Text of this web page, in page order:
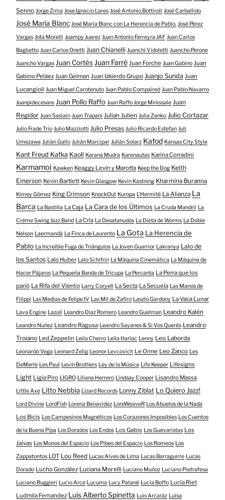
Senno Jorge Zima Jose Ignacio Lares José Antonio Bottiroli José Carballido
José María Blanc José María Blanc con La Herencia de Pablo. José Pérez
Vargas Jota Morelli Juampy Juarez Juan Antonio Ferreyra JAF Juan Carlos
Baglietto Juan Carlos Onetti Juan Chianelli Juanchi Vidoletti Juancho Perone
Juancho Vargas Juan CortésJuan Farré Juan Forche Juan Gabino Juan
Gabino Peláez Juan Gelman Juan Izkierdo Grupo Juanjo Sunda Juan
Lucangioli Juan Miguel Carotenuto Juan Pablo Compaired Juan Pablo Navarro
Juanpidecesare Juan Pollo Raffo Juan Raffo Jorge Minissale Juan
Regidor Juan Sasiain Juan Trapani Julian Julien Julia Zenko Julio Cortazar
Julio Frade Trio Julio Mazziotti Julio Presas Julio Ricardo Estefan Juli
Umezawa Julián Gallo Julián Marcipar Julián Solarz Kafod Kansas City Style
Kant Freud Kafka Kaoll Karana Mudra Karenautas Karina Corradini
Karmamoi Kawken Keaggy Levin y Marotta Keep the Dog Keith
Emerson Kevin Bartlett Kevin Glasgow Kevin Kastning Kharmina Buranna
Kimey Gómez King Crimson KnockOut Kuropa L'Hermité La Alianza La
Barca La Bastilla La Caja La Cara de los Últimos La Cruda Mandril
La
Créme Swing Jazz Band La Cría La Desatanudos La Dieta de Worms La Doble
Nelson Laermandá La Finca de Laurento La Gota La Herencia de
Pablo La Increíble Fuga de Triángulos La Joven Guarrior Lakranya Lalo de
los Santos Lalo Huber Lalo Schifrin La Máquina Cinemática La Máquina de
Hacer Pájaros La Pequeña Banda de Trícupa La Percanta La Perra que los
parió La Rifa del Viento Larry Coryell La Secta La Secuela Las Manos de
Filippi Las Medias de Felipe IV Las Mil de Zafiro Laszlo Gardony La Vaca Lunar
Lava Engine Lazuli Leandro Diaz Romero Leandro Guelman Leandro Kalén
Leandro Nuñez Leandro Ragusa Leandro Sayanes & Si Vos Querés Leandro
Troiano Led Zeppelin Leila Cherro Leila Harlac Lenny Leo Laborda
Leonardo Vega Leonard Zelig Leonor Levcovich Le Orme Leo Zanco Les
DeMerle Les Paul Levin Brothers Ley de la Música Life Keeper Lifesigns
Light Ligia Piro LIGRO Liliana Herrero Lindsay Cooper Lisandro Massa
Little Axe Litto Nebbia Lizard Records Lonny Ziblat Lo Quiero Jazz!
Lord Divine LordFish Lorena Benavidez LoreWeaveR Los Abuelos de la Nada
Los Bicis Los Campesinos Magnéticos Los Corazones Imposibles Los Cuentos
de la Buena Pipa Los Dorados Los Endos Los Gatos Los Guevaristas Los
Jaivas Los Monos del Espacio Los Pibes del Espacio Los Romeos Los
Zappatontos LOT Lou Reed Lucas Alves de Lima Lucas Barraguirre Lucas
Dorado Lucho González Luciana Morelli Luciano Muñoz Luciano Pietrafesa
Luciano Ruggieri Lucio Arce Lucuma Lucy Patané Lucía Boffo Lucía Riet
Ludmila Fernandez Luis Alberto Spinetta Luis Arcaráz Luisa